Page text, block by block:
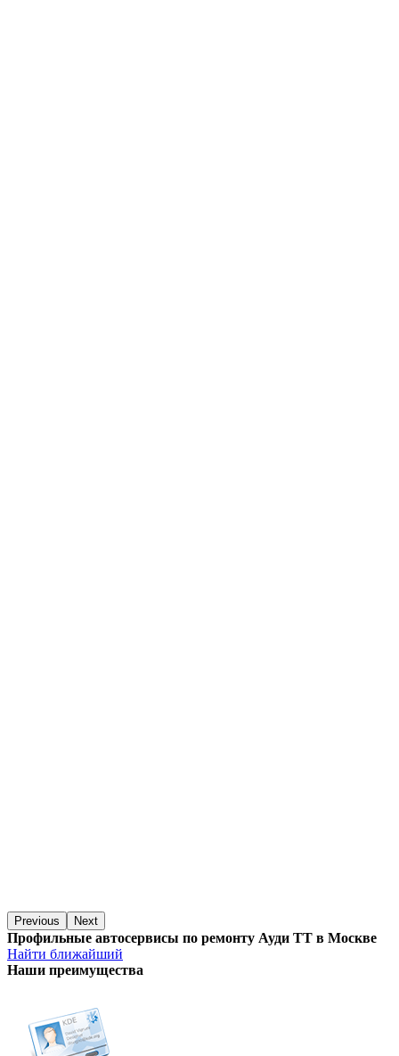
Previous Next
Профильные автосервисы по ремонту Ауди ТТ в Москве
Найти ближайший
Наши преимущества